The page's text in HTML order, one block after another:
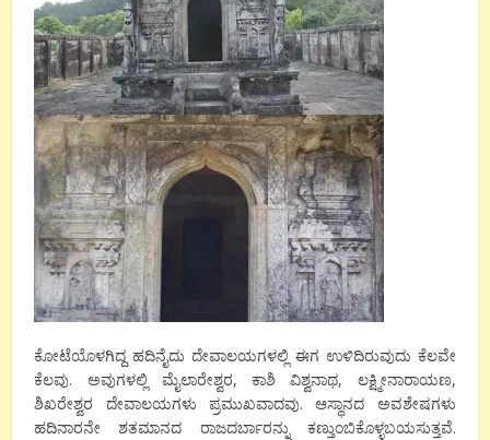
ಕೋಟೆಯೊಳಗಿದ್ದ ಹದಿನೈದು ದೇವಾಲಯಗಳಲ್ಲಿ ಈಗ ಉಳಿದಿರುವುದು ಕೆಲವೇ
ಕೆಲವು. ಅವುಗಳಲ್ಲಿ ಮೈಲಾರೇಶ್ವರ, ಕಾಶಿ ವಿಶ್ವನಾಥ, ಲಕ್ಷ್ಮೀನಾರಾಯಣ,
ಶಿಖರೇಶ್ವರ ದೇವಾಲಯಗಳು ಪ್ರಮುಖವಾದವು. ಆಸ್ಥಾನದ ಅವಶೇಷಗಳು
ಹದಿನಾರನೇ ಶತಮಾನದ ರಾಜದರ್ಬಾರನ್ನು ಕಣ್ತುಂಬಿಕೊಳ್ಳಬಯಸುತ್ತವೆ.